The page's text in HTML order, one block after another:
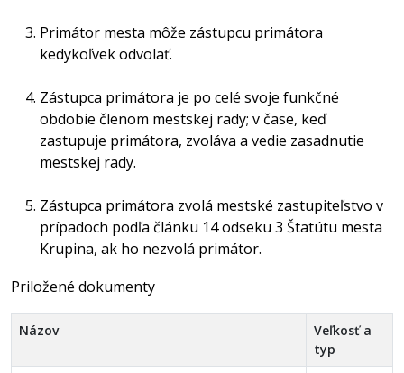
Primátor mesta môže zástupcu primátora
kedykoľvek odvolať.
Zástupca primátora je po celé svoje funkčné
obdobie členom mestskej rady; v čase, keď
zastupuje primátora, zvoláva a vedie zasadnutie
mestskej rady.
Zástupca primátora zvolá mestské zastupiteľstvo v
prípadoch podľa článku 14 odseku 3 Štatútu mesta
Krupina, ak ho nezvolá primátor.
Priložené dokumenty
Názov
Veľkosť a
typ